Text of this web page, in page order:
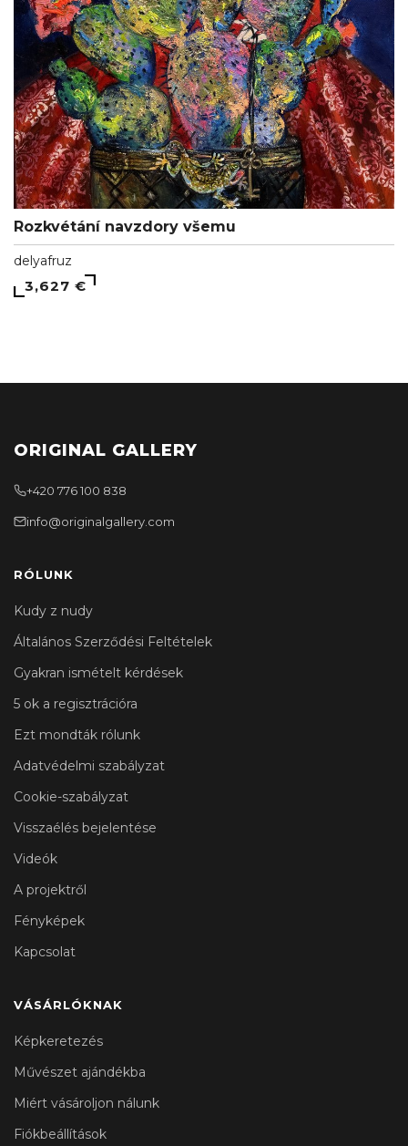
Rozkvétání navzdory všemu
delyafruz
3,627 €
ORIGINAL GALLERY
+420 776 100 838
info@originalgallery.com
RÓLUNK
Kudy z nudy
Általános Szerződési Feltételek
Gyakran ismételt kérdések
5 ok a regisztrációra
Ezt mondták rólunk
Adatvédelmi szabályzat
Cookie-szabályzat
Visszaélés bejelentése
Videók
A projektről
Fényképek
Kapcsolat
VÁSÁRLÓKNAK
Képkeretezés
Művészet ajándékba
Miért vásároljon nálunk
Fiókbeállítások